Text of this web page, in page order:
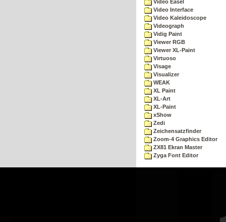
Video Easel
Video Interface
Video Kaleidoscope
Videograph
Vidig Paint
Viewer RGB
Viewer XL-Paint
Virtuoso
Visage
Visualizer
WEAK
XL Paint
XL-Art
XL-Paint
xShow
Zedi
Zeichensatzfinder
Zoom-4 Graphics Editor
ZX81 Ekran Master
Zyga Font Editor